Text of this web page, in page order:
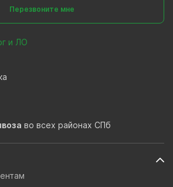
Перезвоните мне
и ЛО
во всех районах СПб